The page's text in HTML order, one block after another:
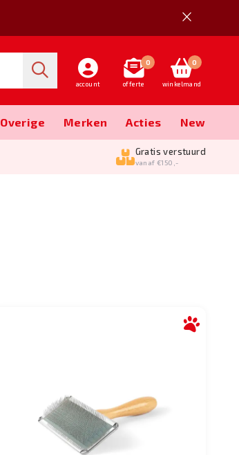
account
0
offerte
0
winkelmand
Overige Merken Acties New
Gratis verstuurd
vanaf €150,-